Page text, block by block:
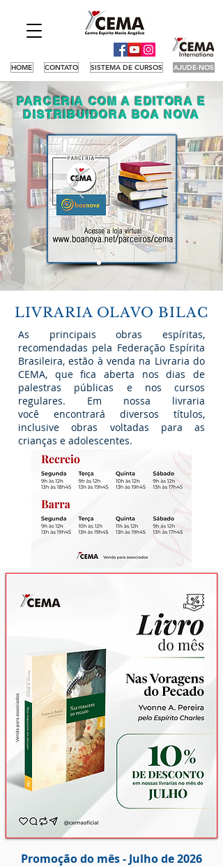
HOME CONTATO SISTEMA DE CURSOS AJUDE-NOS
PARCERIA COM A EDITORA E
DISTRIBUIDORA BOA NOVA
LIVRARIA OLAVO BILAC
As principais obras espíritas,
recomendadas pela Federação Espírita
Brasileira, estão à venda na Livraria do
CEMA, que fica aberta nos dias de
palestras públicas e nos cursos
regulares. Em nossa livraria
você encontrará diversos títulos,
inclusive obras voltadas para as
crianças e adolescentes.
Promoção do mês - Julho de 2026